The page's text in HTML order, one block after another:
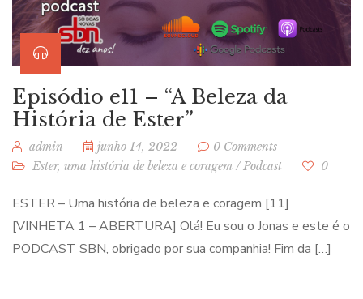
Episódio e11 – “A Beleza da
História de Ester”
admin junho 14, 2022
0 Comments
Ester, uma história de beleza e coragem /Podcast 0
ESTER – Uma história de beleza e coragem [11]
[VINHETA 1 – ABERTURA] Olá! Eu sou o Jonas e este é o
PODCAST SBN, obrigado por sua companhia! Fim da […]